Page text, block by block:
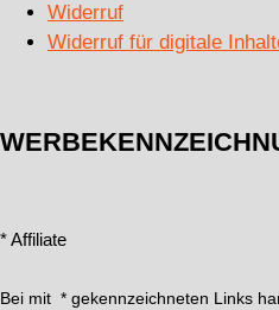
Widerruf
Widerruf für digitale
* Affiliate
Bei mit * gekennzeichneten Links